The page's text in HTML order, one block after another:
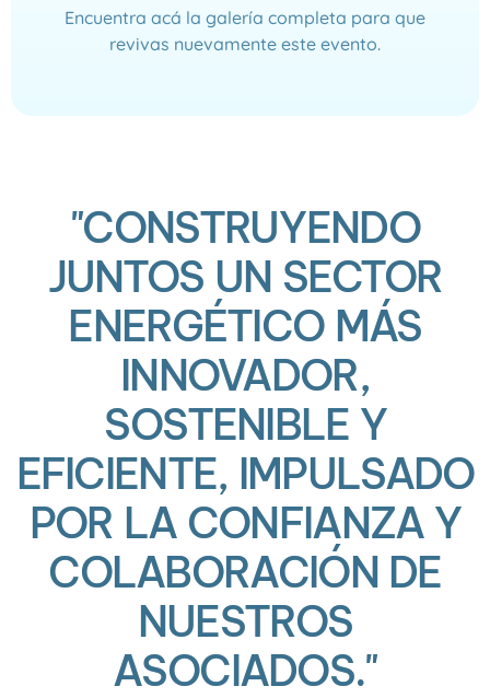
Encuentra acá la galería completa para que
revivas nuevamente este evento.
"CONSTRUYENDO
JUNTOS UN SECTOR
ENERGÉTICO MÁS
INNOVADOR,
SOSTENIBLE Y
EFICIENTE, IMPULSADO
POR LA CONFIANZA Y
COLABORACIÓN DE
NUESTROS
ASOCIADOS."